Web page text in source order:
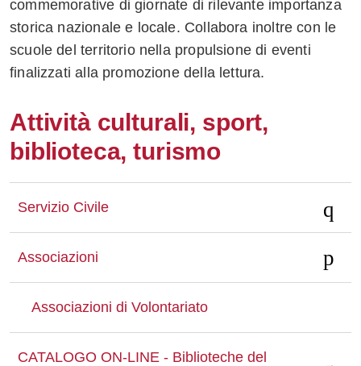
commemorative di giornate di rilevante importanza
storica nazionale e locale. Collabora inoltre con le
scuole del territorio nella propulsione di eventi
finalizzati alla promozione della lettura.
Attività culturali, sport,
biblioteca, turismo
Servizio Civile
Associazioni
Associazioni di Volontariato
CATALOGO ON-LINE - Biblioteche del